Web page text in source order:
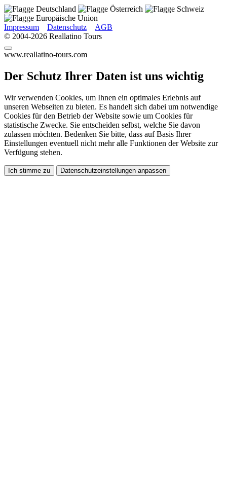
Impressum Datenschutz
AGB
© 2004-2026 Reallatino Tours
www.reallatino-tours.com
Der Schutz Ihrer Daten ist uns wichtig
Wir verwenden Cookies, um Ihnen ein optimales Erlebnis auf
unseren Webseiten zu bieten. Es handelt sich dabei um notwendige
Cookies für den Betrieb der Website sowie um Cookies für
statistische Zwecke. Sie entscheiden selbst, welche Sie davon
zulassen möchten. Bedenken Sie bitte, dass auf Basis Ihrer
Einstellungen eventuell nicht mehr alle Funktionen der Website zur
Verfügung stehen.
Ich stimme zu Datenschutzeinstellungen anpassen